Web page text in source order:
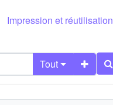
Impression et réutilisation
Tout